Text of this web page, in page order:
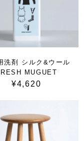
洗剤 シルク&ウール
MUGUET
¥4,620